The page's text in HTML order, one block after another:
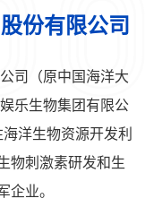
份有限公司
司（原中国海洋大
乐生物集团有限公
洋生物资源开发利
物刺激素研发和生
企业。